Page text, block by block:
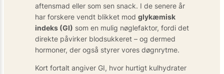
aftensmad eller som sen snack. I de senere år
har forskere vendt blikket mod glykæmisk
indeks (GI) som en mulig nøglefaktor, fordi det
direkte påvirker blodsukkeret – og dermed
hormoner, der også styrer vores døgnrytme.
Kort fortalt angiver GI, hvor hurtigt kulhydrater